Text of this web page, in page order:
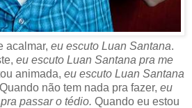
acalmar, eu escuto Luan Santana.
eu escuto Luan Santana pra me
animada, eu escuto Luan Santana
Quando não tem nada pra fazer, eu
passar o tédio. Quando eu estou